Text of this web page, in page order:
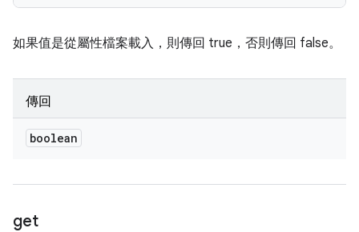
如果值是從屬性檔案載入，則傳回 true，否則傳回 false。
傳回
boolean
get